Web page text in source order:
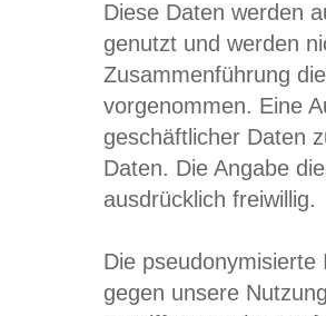
Diese Daten werden
genutzt und werden
Zusammenführung
vorgenommen. Eine
geschäftlicher Daten
Daten. Die Angabe
ausdrücklich freiwillig.
Die
gegen unsere